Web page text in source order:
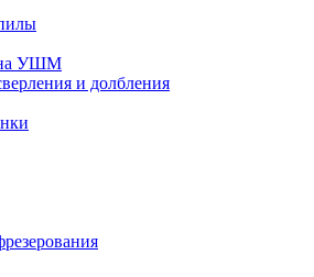
на УШМ
и долбления